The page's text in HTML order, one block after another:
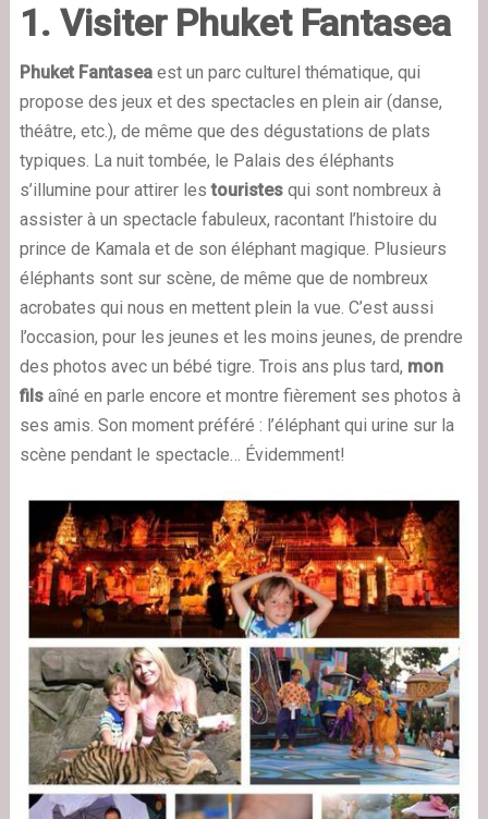
1. Visiter Phuket Fantasea
Phuket Fantaseaest un parc culturel thématique, qui
propose des jeux et des spectacles en plein air (danse,
théâtre, etc.), de même que des dégustations de plats
typiques. La nuit tombée, le Palais des éléphants
s’illumine pour attirer lestouristesqui sont nombreux à
assister à un spectacle fabuleux, racontant l’histoire du
prince de Kamala et de son éléphant magique. Plusieurs
éléphants sont sur scène, de même que de nombreux
acrobates qui nous en mettent plein la vue. C’est aussi
l’occasion, pour les jeunes et les moins jeunes, de prendre
des photos avec un bébé tigre. Trois ans plus tard, mon
filsaîné en parle encore et montre fièrement ses photos à
ses amis. Son moment préféré : l’éléphant qui urine sur la
scène pendant le spectacle… Évidemment!